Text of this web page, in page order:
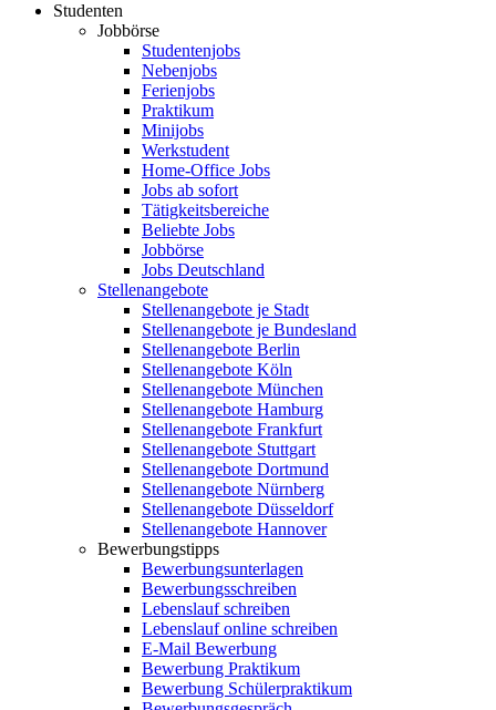
Studenten
Jobbörse
Studentenjobs
Nebenjobs
Ferienjobs
Praktikum
Minijobs
Werkstudent
Home-Office Jobs
Jobs ab sofort
Tätigkeitsbereiche
Beliebte Jobs
Jobbörse
Jobs Deutschland
Stellenangebote
Stellenangebote je Stadt
Stellenangebote je Bundesland
Stellenangebote Berlin
Stellenangebote Köln
Stellenangebote München
Stellenangebote Hamburg
Stellenangebote Frankfurt
Stellenangebote Stuttgart
Stellenangebote Dortmund
Stellenangebote Nürnberg
Stellenangebote Düsseldorf
Stellenangebote Hannover
Bewerbungstipps
Bewerbungsunterlagen
Bewerbungsschreiben
Lebenslauf schreiben
Lebenslauf online schreiben
E-Mail Bewerbung
Bewerbung Praktikum
Bewerbung Schülerpraktikum